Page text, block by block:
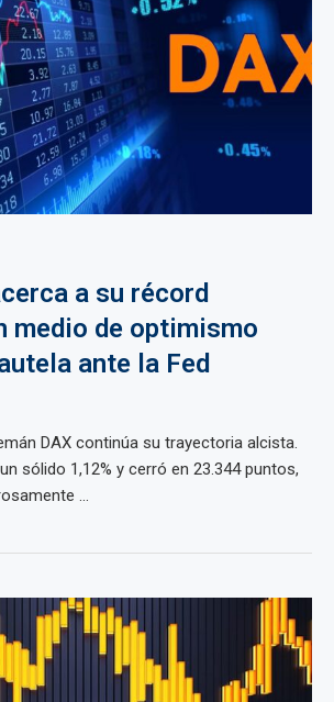
a su récord
medio de optimismo
ante la Fed
DAX continúa su trayectoria alcista.
sólido 1,12% y cerró en 23.344 puntos,
...